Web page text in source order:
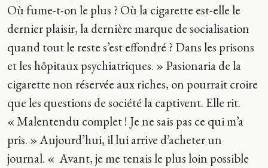
Où fume-t-on le plus ? Où la cigarette est-elle le
dernier plaisir, la dernière marque de socialisation
quand tout le reste s’est effondré ? Dans les prisons
et les hôpitaux psychiatriques. » Pasionaria de la
cigarette non réservée aux riches, on pourrait croire
que les questions de société la captivent. Elle rit.
« Malentendu complet ! Je ne sais pas ce qui m’a
pris. » Aujourd’hui, il lui arrive d’acheter un
journal. « Avant, je me tenais le plus loin possible